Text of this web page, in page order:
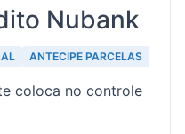
Nubank
ANTECIPE PARCELAS
coloca no controle